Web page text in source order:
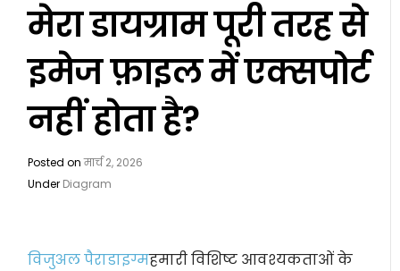
मेरा डायग्राम पूरी तरह से
इमेज फ़ाइल में एक्सपोर्ट
नहीं होता है?
Posted onमार्च 2, 2026
Under Diagram
विजुअल पैराडाइग्महमारी विशिष्ट आवश्यकताओं के